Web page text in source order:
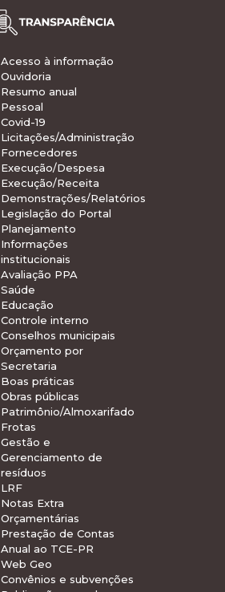
Acesso à informação
Ouvidoria
Resumo anual
Pessoal
Covid-19
Licitações/Administração
Fornecedores
Execução/Despesa
Execução/Receita
Demonstrações/Relatórios
Legislação do Portal
Planejamento
Informações
institucionais
Avaliação PPA
Saúde
Educação
Controle interno
Conselhos municipais
Orçamento por
Secretaria
Boas práticas
Obras públicas
Patrimônio/Almoxarifado
Frotas
Gestão e
Gerenciamento de
resíduos
LRF
Notas Extra
Orçamentárias
Prestação de Contas
Anual ao TCE-PR
Web Geo
Convênios e subvenções